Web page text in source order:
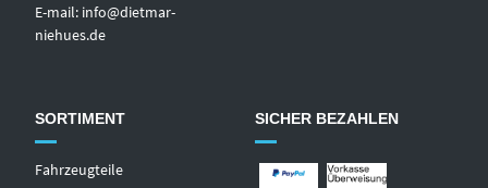
E-mail: info@dietmar-
niehues.de
SORTIMENT
Fahrzeugteile
SICHER BEZAHLEN